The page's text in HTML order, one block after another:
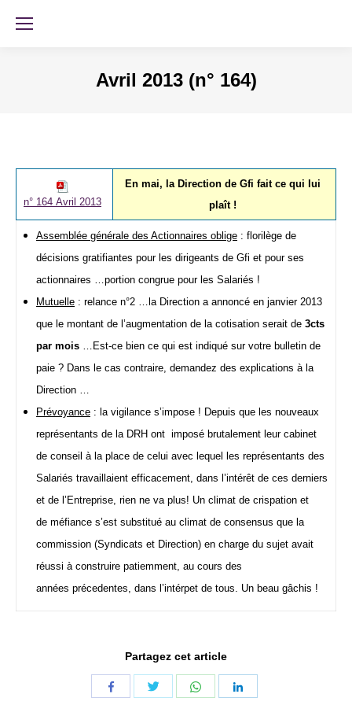
Avril 2013 (n° 164)
n° 164 Avril 2013
En mai, la Direction de Gfi fait ce qui lui
plaît !
Assemblée générale des Actionnaires oblige : florilège de
décisions gratifiantes pour les dirigeants de Gfi et pour ses
actionnaires …portion congrue pour les Salariés !
Mutuelle : relance n°2 …la Direction a annoncé en janvier 2013
que le montant de l’augmentation de la cotisation serait de 3cts
par mois …Est-ce bien ce qui est indiqué sur votre bulletin de
paie ? Dans le cas contraire, demandez des explications à la
Direction …
Prévoyance : la vigilance s’impose ! Depuis que les nouveaux
représentants de la DRH ont imposé brutalement leur cabinet
de conseil à la place de celui avec lequel les représentants des
Salariés travaillaient efficacement, dans l’intérêt de ces derniers
et de l’Entreprise, rien ne va plus! Un climat de crispation et
de méfiance s’est substitué au climat de consensus que la
commission (Syndicats et Direction) en charge du sujet avait
réussi à construire patiemment, au cours des
années précedentes, dans l’intérpet de tous. Un beau gâchis !
Partagez cet article
Share
Share